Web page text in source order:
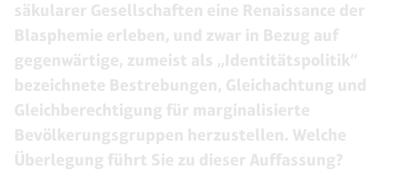
säkularer Gesellschaften eine Renaissance der
Blasphemie erleben, und zwar in Bezug auf
gegenwärtige, zumeist als „Identitätspolitik“
bezeichnete Bestrebungen, Gleichachtung und
Gleichberechtigung für marginalisierte
Bevölkerungsgruppen herzustellen. Welche
Überlegung führt Sie zu dieser Auffassung?